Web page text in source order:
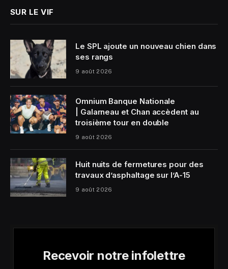
SUR LE VIF
Le SPL ajoute un nouveau chien dans
ses rangs
9 août 2026
Omnium Banque Nationale
| Galarneau et Chan accèdent au
troisième tour en double
9 août 2026
Huit nuits de fermetures pour des
travaux d’asphaltage sur l’A-15
9 août 2026
Recevoir notre infolettre